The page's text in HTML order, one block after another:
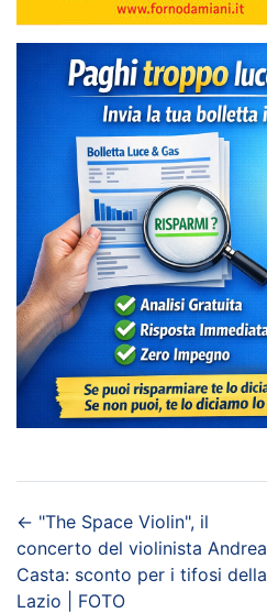
← "The Space Violin", il
concerto del violinista Andrea
Casta: sconto per i tifosi della
Lazio | FOTO